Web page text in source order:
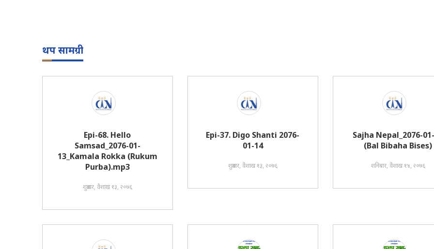
थप सामग्री
Epi-68. Hello
Samsad_2076-01-
13_Kamala Rokka (Rukum
Purba).mp3
शुक्रबार, वैशाख १३, २०७६
Epi-37. Digo Shanti 2076-
01-14
शुक्रबार, वैशाख १३, २०७६
Sajha Nepal_2076-
(Bal Bibaha Bises)
शनिबार, वैशाख १४, २०७६